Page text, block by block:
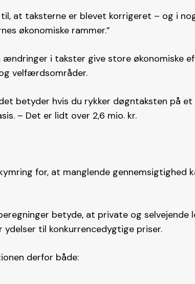
at taksterne er blevet korrigeret – og i
økonomiske rammer.”
ændringer i takster give store økonomiske
velfærdsområder.
betyder hvis du rykker døgntaksten på
– Det er lidt over 2,6 mio. kr.
for, at manglende gennemsigtighed
betyde, at private og selvejende
til konkurrencedygtige priser.
derfor både: